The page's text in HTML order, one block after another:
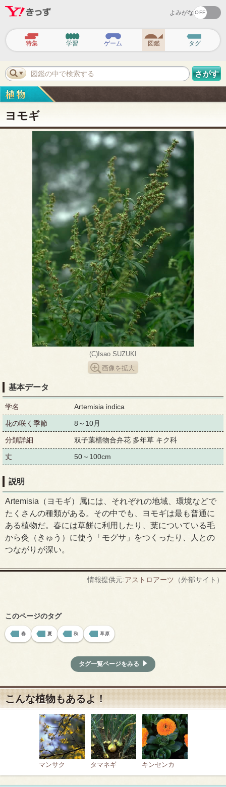
よみがな
ビ
ゲ
ー
シ
ョ
ン
特集 学習 ゲーム 図鑑 タグ
図鑑の中で検索する さがす
ヨモギ
(C)Isao SUZUKI
画像を拡大
基本データ
学名 Artemisia indica
花の咲く季節 8～10月
分類詳細 双子葉植物合弁花 多年草 キク科
丈 50～100cm
説明
Artemisia（ヨモギ）属には、それぞれの地域、環境などで
たくさんの種類がある。その中でも、ヨモギは最も普通に
ある植物だ。春には草餅に利用したり、葉についている毛
から灸（きゅう）に使う「モグサ」をつくったり、人との
つながりが深い。
情報提供元:アストロアーツ （外部サイト）
このページのタグ
春 夏 秋 草原
タグ一覧ページをみる
こんな植物もあるよ！
マンサク タマネギ キンセンカ